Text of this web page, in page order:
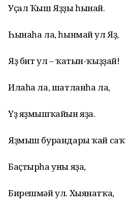
Уҫал Ҡыш Яҙҙы һынай.
Һынаһа ла, һынмай ул Яҙ,
Яҙ бит ул – ҡатын-ҡыҙҙай!
Илаһа ла, шатланһа ла,
Үҙ яҙмышҡайын яҙа.
Яҙмыш бурандары ҡай саҡ
Баҫтырһа уны яҙа,
Бирешмәй ул. Хыянатҡа,